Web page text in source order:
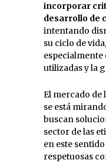
incorporar
desarrollo de
intentando
su ciclo de
especialmente
utilizadas y la
El mercado de
se está
buscan
sector de las
en este
respetuosas